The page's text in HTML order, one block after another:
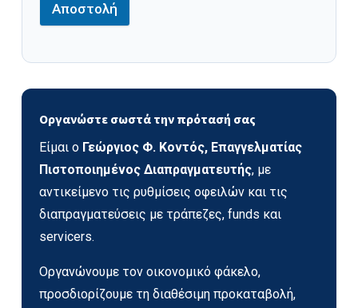
Αποστολή
Οργανώστε σωστά την πρότασή σας
Είμαι ο Γεώργιος Φ. Κοντός, Επαγγελματίας
Πιστοποιημένος Διαπραγματευτής, με
αντικείμενο τις ρυθμίσεις οφειλών και τις
διαπραγματεύσεις με τράπεζες, funds και
servicers.
Οργανώνουμε τον οικονομικό φάκελο,
προσδιορίζουμε τη διαθέσιμη προκαταβολή,